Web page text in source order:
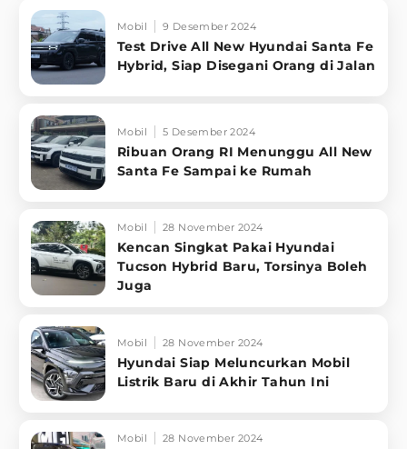
Mobil 9 Desember 2024
Test Drive All New Hyundai Santa Fe
Hybrid, Siap Disegani Orang di Jalan
Mobil 5 Desember 2024
Ribuan Orang RI Menunggu All New
Santa Fe Sampai ke Rumah
Mobil 28 November 2024
Kencan Singkat Pakai Hyundai
Tucson Hybrid Baru, Torsinya Boleh
Juga
Mobil 28 November 2024
Hyundai Siap Meluncurkan Mobil
Listrik Baru di Akhir Tahun Ini
Mobil 28 November 2024